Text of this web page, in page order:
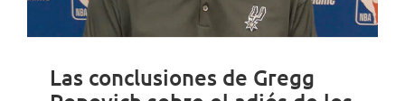
Las conclusiones de Gregg